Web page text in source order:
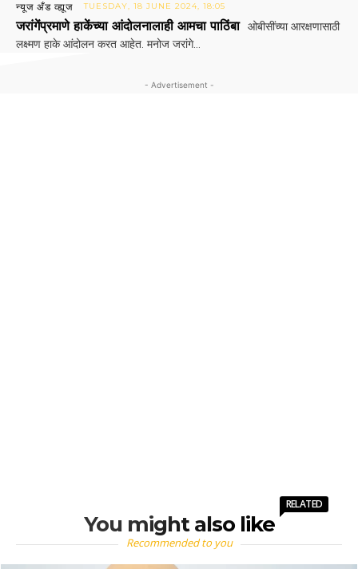
न्यूज अँड व्ह्यूज TUESDAY, 18 JUNE 2024, 18:05
जरांगेंप्रमाणे हाकेंच्या आंदोलनालाही आमचा पाठिंबा ओबीसींच्या आरक्षणासाठी
लक्ष्मण हाके आंदोलन करत आहेत. मनोज जरांगे...
- Advertisement -
You might also like
RELATED
Recommended to you